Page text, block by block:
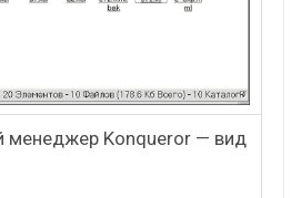
менеджер Konqueror — вид